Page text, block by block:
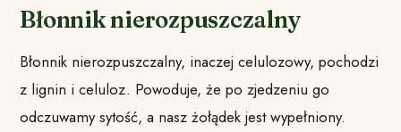
Błonnik nierozpuszczalny
Błonnik nierozpuszczalny, inaczej celulozowy, pochodzi
z lignin i celuloz. Powoduje, że po zjedzeniu go
odczuwamy sytość, a nasz żołądek jest wypełniony.